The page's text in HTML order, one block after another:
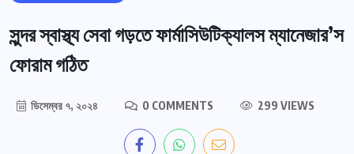
সুন্দর স্বাস্থ্য সেবা গড়তে ফার্মাসিউটিক্যালস ম্যানেজার’স
ফোরাম গঠিত
ডিসেম্বর ৭, ২০২৪ 0 COMMENTS 299 VIEWS